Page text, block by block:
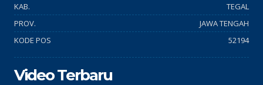
KAB.
TEGAL
PROV.
JAWA TENGAH
KODE POS
52194
Video Terbaru